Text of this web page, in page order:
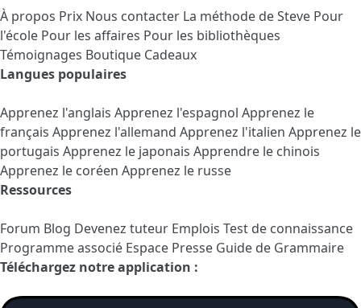
À propos Prix Nous contacter La méthode de Steve Pour
l'école Pour les affaires Pour les bibliothèques
Témoignages Boutique Cadeaux
Langues populaires
Apprenez l'anglais Apprenez l'espagnol Apprenez le
français Apprenez l'allemand Apprenez l'italien Apprenez le
portugais Apprenez le japonais Apprendre le chinois
Apprenez le coréen Apprenez le russe
Ressources
Forum Blog Devenez tuteur Emplois Test de connaissance
Programme associé Espace Presse Guide de Grammaire
Téléchargez notre application :